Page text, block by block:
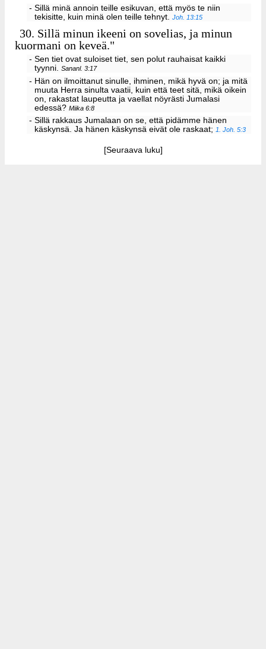
- Sillä minä annoin teille esikuvan, että myös te niin
tekisitte, kuin minä olen teille tehnyt.Joh. 13:15
30. Sillä minun ikeeni on sovelias, ja minun
kuormani on keveä."
- Sen tiet ovat suloiset tiet, sen polut rauhaisat kaikki
tyynni.Sananl. 3:17
- Hän on ilmoittanut sinulle, ihminen, mikä hyvä on; ja mitä
muuta Herra sinulta vaatii, kuin että teet sitä, mikä oikein
on, rakastat laupeutta ja vaellat nöyrästi Jumalasi
edessä?Miika 6:8
- Sillä rakkaus Jumalaan on se, että pidämme hänen
käskynsä. Ja hänen käskynsä eivät ole raskaat;1. Joh. 5:3
[Seuraava luku]